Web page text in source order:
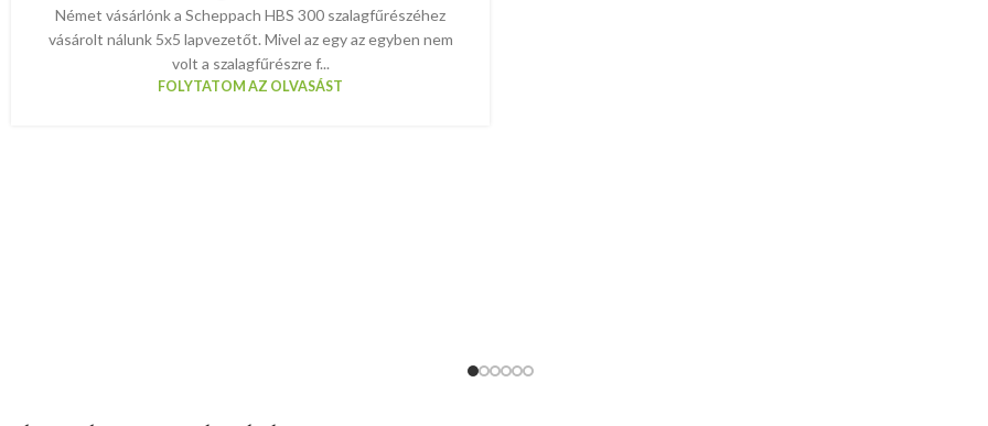
Német vásárlónk a Scheppach HBS 300 szalagfűrészéhez
vásárolt nálunk 5x5 lapvezetőt. Mivel az egy az egyben nem
volt a szalagfűrészre f...
FOLYTATOM AZ OLVASÁST